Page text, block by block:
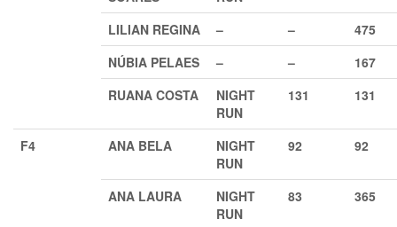
LILIAN REGINA
– –
475
NÚBIA PELAES
– –
167
RUANA COSTA
NIGHT
RUN
131 131
F4 ANA BELA
NIGHT
RUN
92 92
ANA LAURA
NIGHT
RUN
83 365